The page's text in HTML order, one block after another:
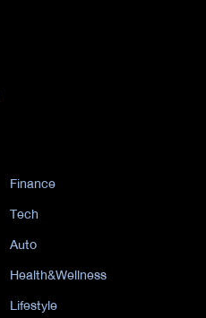
Finance
Tech
Auto
Health&Wellness
Lifestyle